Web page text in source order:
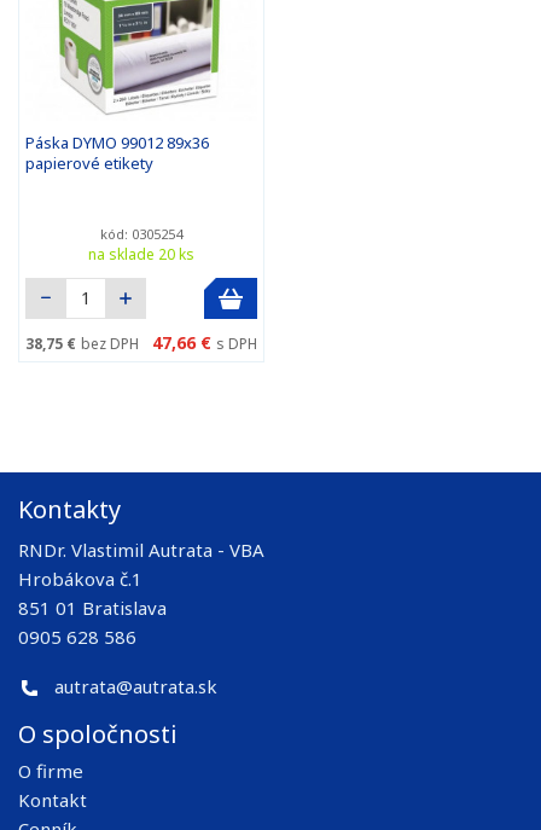
Páska DYMO 99012 89x36
papierové etikety
kód: 0305254
na sklade 20 ks
38,75 € bez DPH 47,66 € s DPH
Kontakty
RNDr. Vlastimil Autrata - VBA
Hrobákova č.1
851 01 Bratislava
0905 628 586
autrata@autrata.sk
O spoločnosti
O firme
Kontakt